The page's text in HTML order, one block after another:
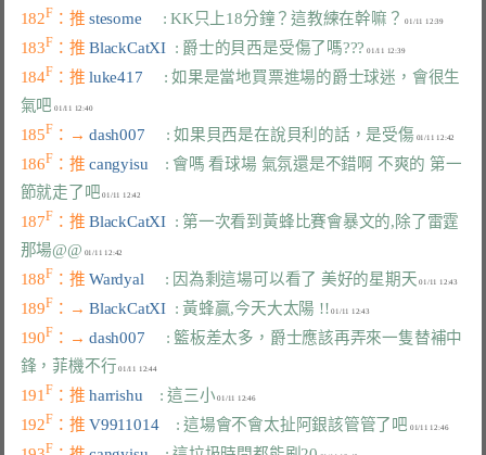
182F ：推 stesome : KK只上18分鐘？這教練在幹嘛？ 01/11 12:39
183F ：推 BlackCatXI : 爵士的貝西是受傷了嗎??? 01/11 12:39
184F ：推 luke417 : 如果是當地買票進場的爵士球迷，會很生
氣吧
01/11 12:40
185F ：→ dash007 : 如果貝西是在說貝利的話，是受傷
186F ：推 cangyisu : 會嗎 看球場 氣氛還是不錯啊 不爽的 第一
節就走了吧
187F ：推 BlackCatXI : 第一次看到黃蜂比賽會暴文的,除了雷霆
那場@@
188F ：推 Wardyal : 因為剩這場可以看了 美好的星期天 01/11 12:43
189F ：→ BlackCatXI : 黃蜂贏,今天大太陽 !! 01/11 12:43
190F ：→ dash007 : 籃板差太多，爵士應該再弄來一隻替補中
鋒，菲機不行
01/11 12:44
191 F ：推 harrishu : 這三小 01/11 12:46
192F ：推 V9911014 : 這場會不會太扯阿銀該管管了吧 01/11 12:46
F